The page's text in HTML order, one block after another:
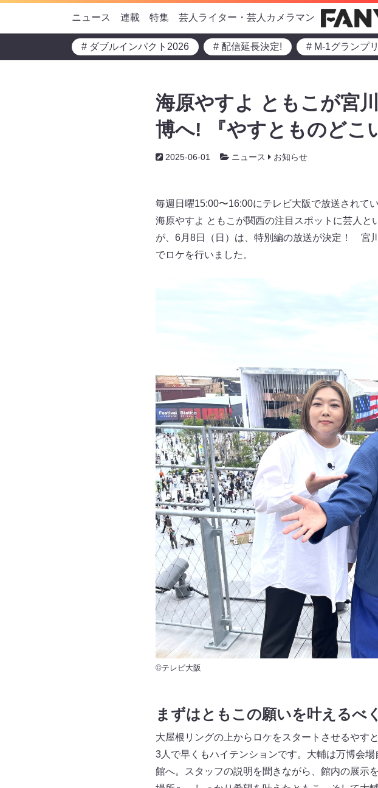
ニュース 連載 特集 芸人ライター・芸人カメラマン
# ダブルインパクト2026 # 配信延長決定! # M-1グランプリ
海原やすよ ともこが宮
博へ! 『やすとものどこ
2025-06-01 ニュース お知らせ
毎週日曜15:00〜16:00にテレビ大阪で放送されて
海原やすよ ともこが関西の注目スポットに芸人
が、6月8日（日）は、特別編の放送が決定！ 宮
でロケを行いました。
©テレビ大阪
まずはともこの願いを叶えるべ
大屋根リングの上からロケをスタートさせるやす
3人で早くもハイテンションです。大輔は万博会
館へ。スタッフの説明を聞きながら、館内の展示